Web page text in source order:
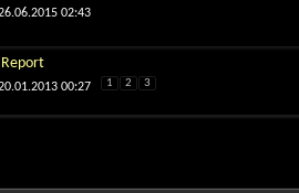
02:43
00:27 1 2 3